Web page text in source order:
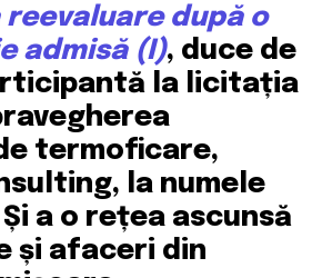
după o
admisă (I), duce de
la licitația
termoficare,
la numele
a o rețea ascunsă
și afaceri din